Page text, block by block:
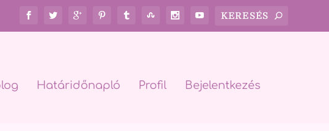
Határidőnapló Profil Bejelentkezés